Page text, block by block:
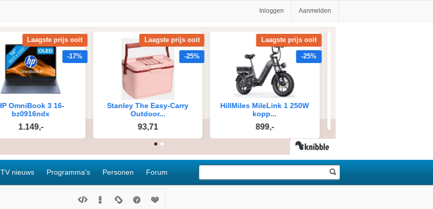
Inloggen Aanmelden
TV nieuws Programma's Personen Forum